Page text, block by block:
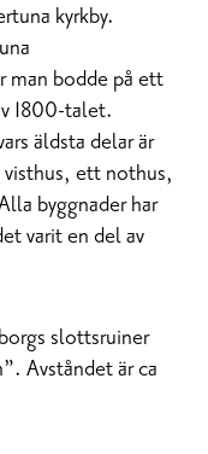
kyrkby.
man bodde på ett
1800-talet.
äldsta delar är
ett nothus,
byggnader har
varit en del av
slottsruiner
Avståndet är ca